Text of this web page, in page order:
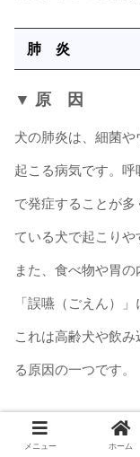
肺 炎
▼ 原 因
犬の肺炎は、細菌
起こる病気です。
で発症することが
ている犬で起こりや
また、食べ物や胃
「誤嚥（ごえん）
これは高齢犬や飲
る原因の一つです。
▼ 症 状
メニュー ホーム